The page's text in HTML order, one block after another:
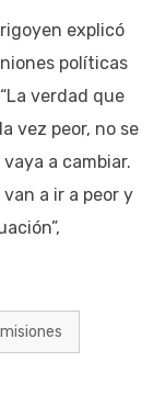
explicó
políticas
verdad que
vez peor, no se
a cambiar.
a ir a peor y
misiones